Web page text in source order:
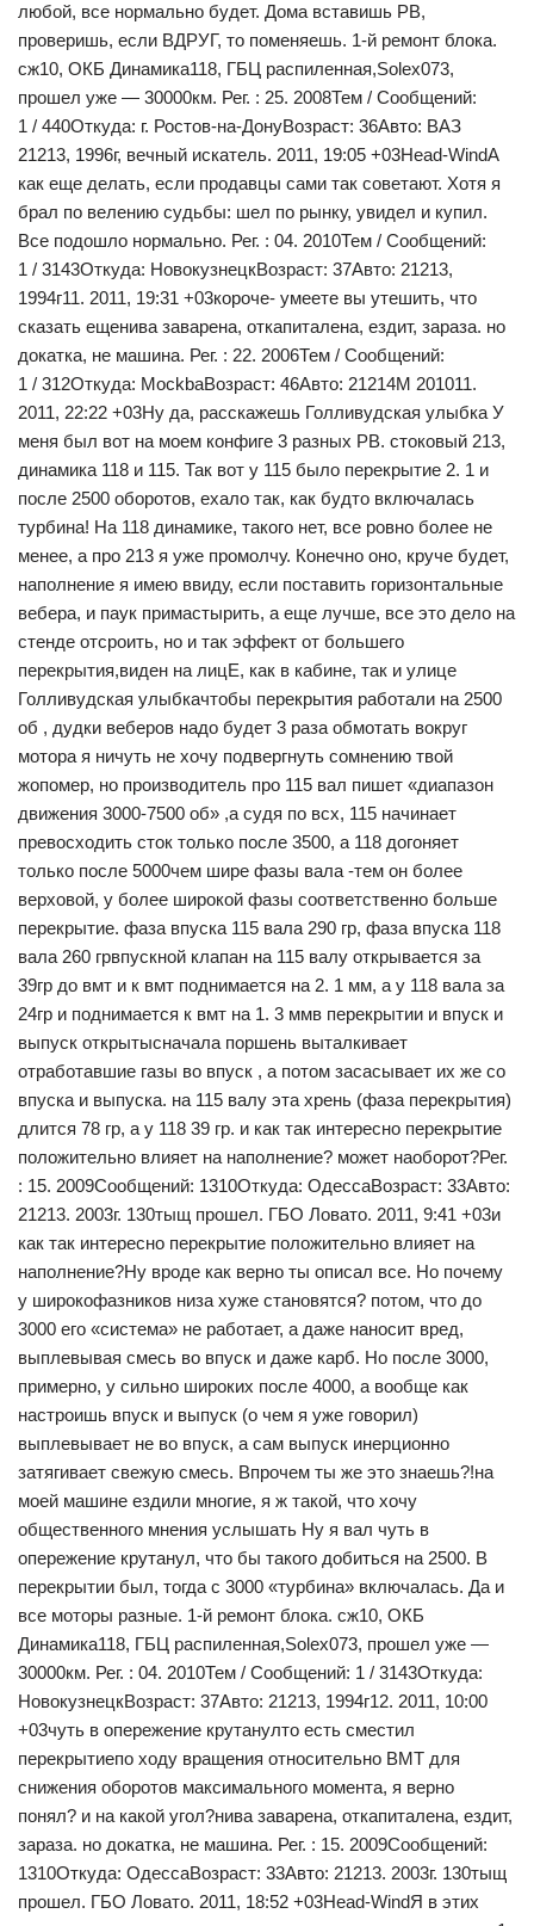
любой, все нормально будет. Дома вставишь РВ,
проверишь, если ВДРУГ, то поменяешь. 1-й ремонт блока.
сж10, ОКБ Динамика118, ГБЦ распиленная,Solex073,
прошел уже — 30000км. Рег. : 25. 2008Тем / Сообщений:
1 / 440Откуда: г. Ростов-на-ДонуВозраст: 36Авто: ВАЗ
21213, 1996г, вечный искатель. 2011, 19:05 +03Head-WindА
как еще делать, если продавцы сами так советают. Хотя я
брал по велению судьбы: шел по рынку, увидел и купил.
Все подошло нормально. Рег. : 04. 2010Тем / Сообщений:
1 / 3143Откуда: НовокузнецкВозраст: 37Авто: 21213,
1994г11. 2011, 19:31 +03короче- умеете вы утешить, что
сказать ещенива заварена, откапиталена, ездит, зараза. но
докатка, не машина. Рег. : 22. 2006Тем / Сообщений:
1 / 312Откуда: MockbaВозраст: 46Авто: 21214М 201011.
2011, 22:22 +03Ну да, расскажешь Голливудская улыбка У
меня был вот на моем конфиге 3 разных РВ. стоковый 213,
динамика 118 и 115. Так вот у 115 было перекрытие 2. 1 и
после 2500 оборотов, ехало так, как будто включалась
турбина! На 118 динамике, такого нет, все ровно более не
менее, а про 213 я уже промолчу. Конечно оно, круче будет,
наполнение я имею ввиду, если поставить горизонтальные
вебера, и паук примастырить, а еще лучше, все это дело на
стенде отсроить, но и так эффект от большего
перекрытия,виден на лицЕ, как в кабине, так и улице
Голливудская улыбкачтобы перекрытия работали на 2500
об , дудки веберов надо будет 3 раза обмотать вокруг
мотора я ничуть не хочу подвергнуть сомнению твой
жопомер, но производитель про 115 вал пишет «диапазон
движения 3000-7500 об» ,а судя по всх, 115 начинает
превосходить сток только после 3500, а 118 догоняет
только после 5000чем шире фазы вала -тем он более
верховой, у более широкой фазы соответственно больше
перекрытие. фаза впуска 115 вала 290 гр, фаза впуска 118
вала 260 грвпускной клапан на 115 валу открывается за
39гр до вмт и к вмт поднимается на 2. 1 мм, а у 118 вала за
24гр и поднимается к вмт на 1. 3 ммв перекрытии и впуск и
выпуск открытысначала поршень выталкивает
отработавшие газы во впуск , а потом засасывает их же со
впуска и выпуска. на 115 валу эта хрень (фаза перекрытия)
длится 78 гр, а у 118 39 гр. и как так интересно перекрытие
положительно влияет на наполнение? может наоборот?Рег.
: 15. 2009Сообщений: 1310Откуда: ОдессаВозраст: 33Авто:
21213. 2003г. 130тыщ прошел. ГБО Ловато. 2011, 9:41 +03и
как так интересно перекрытие положительно влияет на
наполнение?Ну вроде как верно ты описал все. Но почему
у широкофазников низа хуже становятся? потом, что до
3000 его «система» не работает, а даже наносит вред,
выплевывая смесь во впуск и даже карб. Но после 3000,
примерно, у сильно широких после 4000, а вообще как
настроишь впуск и выпуск (о чем я уже говорил)
выплевывает не во впуск, а сам выпуск инерционно
затягивает свежую смесь. Впрочем ты же это знаешь?!на
моей машине ездили многие, я ж такой, что хочу
общественного мнения услышать Ну я вал чуть в
опережение крутанул, что бы такого добиться на 2500. В
перекрытии был, тогда с 3000 «турбина» включалась. Да и
все моторы разные. 1-й ремонт блока. сж10, ОКБ
Динамика118, ГБЦ распиленная,Solex073, прошел уже —
30000км. Рег. : 04. 2010Тем / Сообщений: 1 / 3143Откуда:
НовокузнецкВозраст: 37Авто: 21213, 1994г12. 2011, 10:00
+03чуть в опережение крутанулто есть сместил
перекрытиепо ходу вращения относительно ВМТ для
снижения оборотов максимального момента, я верно
понял? и на какой угол?нива заварена, откапиталена, ездит,
зараза. но докатка, не машина. Рег. : 15. 2009Сообщений:
1310Откуда: ОдессаВозраст: 33Авто: 21213. 2003г. 130тыщ
прошел. ГБО Ловато. 2011, 18:52 +03Head-WindЯ в этих